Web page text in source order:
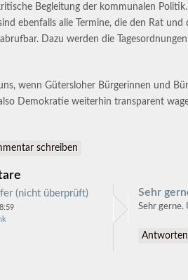
Begleitung der kommunalen Politik.
ebenfalls alle Termine, die den Rat
Dazu werden die
wenn Gütersloher Bürgerinnen und
Demokratie weiterhin transparent
schreiben
(nicht überprüft) Sehr
Sehr gerne.
Antworten